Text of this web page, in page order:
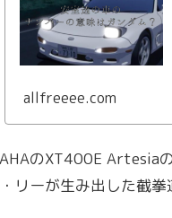
allfreeee.com
のXT400E Artesia
リーが生み出した截拳